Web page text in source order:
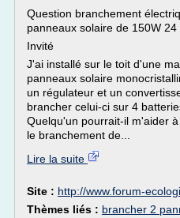
Question branchement
panneaux solaire de 150W 24
Invité
J'ai installé sur le toit d'une
panneaux solaire
un régulateur et un
brancher celui-ci sur 4
Quelqu'un pourrait-il m'aider
le branchement de...
Lire la suite
Site : http://www.forum-
Thèmes liés : brancher 2